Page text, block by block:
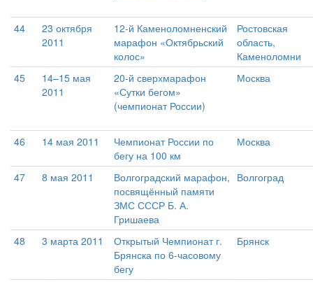
44
23 октября
2011
12-й Каменоломненский
марафон «Октябрьский
колос»
Ростовская
область,
Каменоломни
45
14–15 мая
2011
20-й сверхмарафон
«Сутки бегом»
(чемпионат России)
Москва
46 14 мая 2011
Чемпионат России по
бегу на 100 км
Москва
47 8 мая 2011
Волгоградский марафон,
посвящённый памяти
ЗМС СССР Б. А.
Гришаева
Волгоград
48 3 марта 2011
Открытый Чемпионат г.
Брянска по 6-часовому
бегу
Брянск